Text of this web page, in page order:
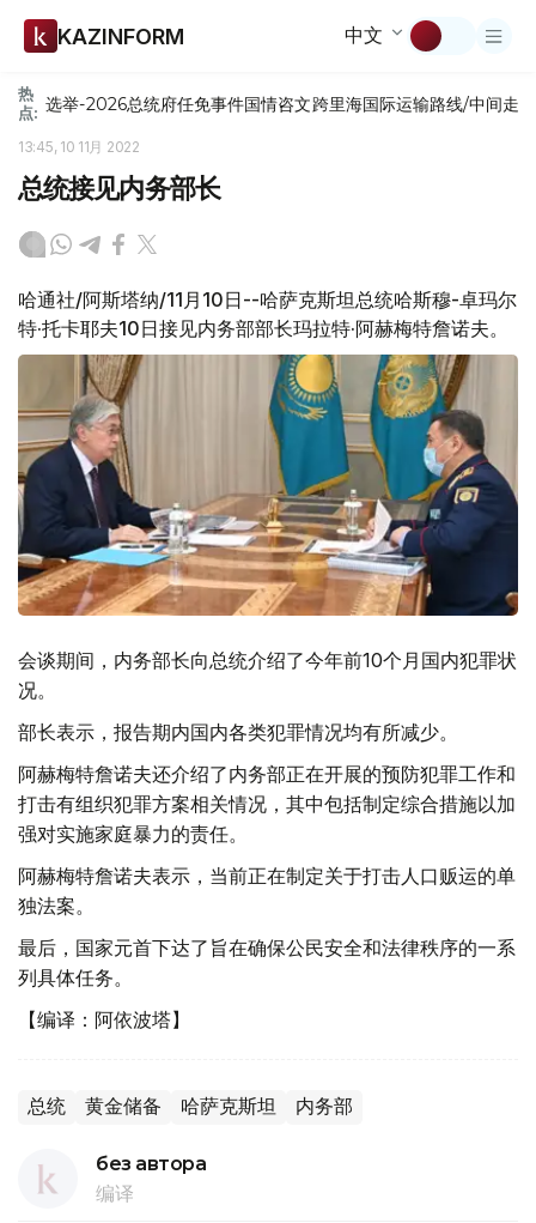
KAZINFORM 中文
热
点: 选举-2026总统府任免事件国情咨文跨里海国际运输路线/中间走廊
13:45, 10 11月 2022
总统接见内务部长
哈通社/阿斯塔纳/11月10日--哈萨克斯坦总统哈斯穆-卓玛尔
特·托卡耶夫10日接见内务部部长玛拉特·阿赫梅特詹诺夫。
会谈期间，内务部长向总统介绍了今年前10个月国内犯罪状
况。
部长表示，报告期内国内各类犯罪情况均有所减少。
阿赫梅特詹诺夫还介绍了内务部正在开展的预防犯罪工作和
打击有组织犯罪方案相关情况，其中包括制定综合措施以加
强对实施家庭暴力的责任。
阿赫梅特詹诺夫表示，当前正在制定关于打击人口贩运的单
独法案。
最后，国家元首下达了旨在确保公民安全和法律秩序的一系
列具体任务。
【编译：阿依波塔】
总统 黄金储备 哈萨克斯坦 内务部
без автора
编译